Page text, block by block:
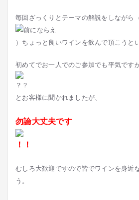
毎回ざっくりとテーマの解説をしながら
）ちょっと良いワインを飲んで頂こうと
初めてでお一人でのご参加でも平気です
とお客様に聞かれましたが、
勿論大丈夫です
むしろ大歓迎ですので皆でワインを身近
う。